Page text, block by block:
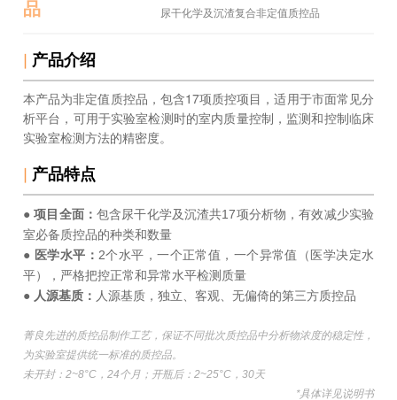
品
尿干化学及沉渣复合非定值质控品
产品介绍
本产品为非定值质控品，包含17项质控项目，适用于市面常见分
析平台，可用于实验室检测时的室内质量控制，监测和控制临床
实验室检测方法的精密度。
产品特点
● 项目全面： 包含尿干化学及沉渣共17项分析物，有效减少实验
室必备质控品的种类和数量
● 医学水平： 2个水平，一个正常值，一个异常值（医学决定水
平），严格把控正常和异常水平检测质量
● 人源基质： 人源基质， 独立、客观、无偏倚的第三方质控品
菁良先进的质控品制作工艺，保证不同批次质控品中分析物浓度的稳定性，
为实验室提供统一标准的质控品。
未开封：2~8°C，24个月；开瓶后：2~25°C，30天
*具体详见说明书